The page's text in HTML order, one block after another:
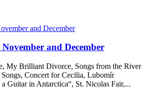
and December
My Brilliant Divorce, Songs from the River
Concert for Cecilia, Lubomír
Guitar in Antarctica“, St. Nicolas Fair,...